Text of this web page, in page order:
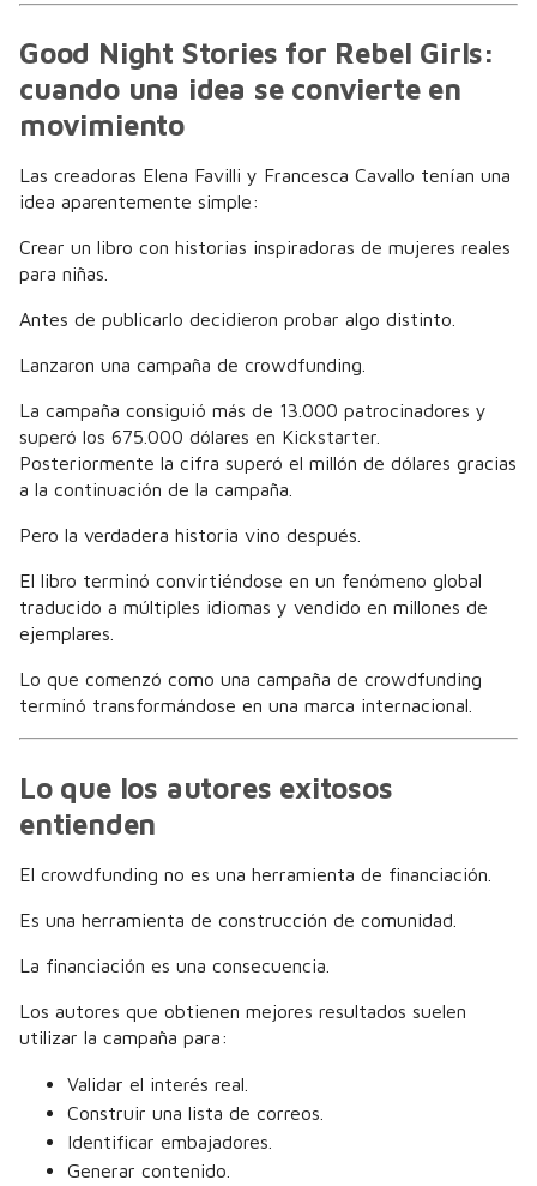
Good Night Stories for Rebel Girls:
cuando una idea se convierte en
movimiento
Las creadoras Elena Favilli y Francesca Cavallo tenían una
idea aparentemente simple:
Crear un libro con historias inspiradoras de mujeres reales
para niñas.
Antes de publicarlo decidieron probar algo distinto.
Lanzaron una campaña de crowdfunding.
La campaña consiguió más de 13.000 patrocinadores y
superó los 675.000 dólares en Kickstarter.
Posteriormente la cifra superó el millón de dólares gracias
a la continuación de la campaña.
Pero la verdadera historia vino después.
El libro terminó convirtiéndose en un fenómeno global
traducido a múltiples idiomas y vendido en millones de
ejemplares.
Lo que comenzó como una campaña de crowdfunding
terminó transformándose en una marca internacional.
Lo que los autores exitosos
entienden
El crowdfunding no es una herramienta de financiación.
Es una herramienta de construcción de comunidad.
La financiación es una consecuencia.
Los autores que obtienen mejores resultados suelen
utilizar la campaña para:
Validar el interés real.
Construir una lista de correos.
Identificar embajadores.
Generar contenido.